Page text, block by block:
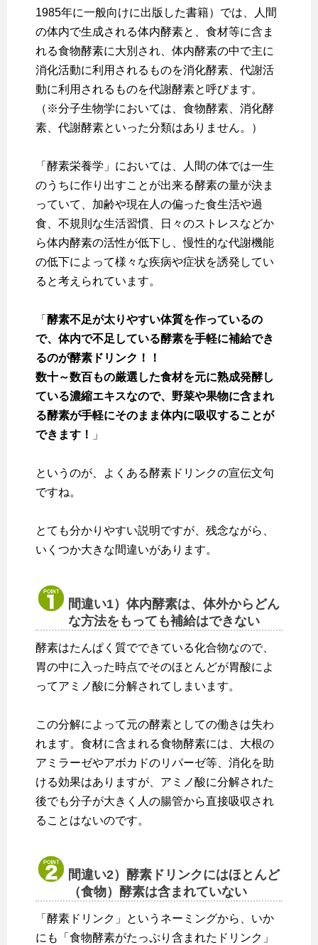
1985年に一般向けに出版した書籍）では、人間
の体内で生成される体内酵素と、食材等に含ま
れる食物酵素に大別され、体内酵素の中で主に
消化活動に利用されるものを消化酵素、代謝活
動に利用されるものを代謝酵素と呼びます。
（※分子生物学においては、食物酵素、消化酵
素、代謝酵素といった分類はありません。）
「酵素栄養学」においては、人間の体では一生
のうちに作り出すことが出来る酵素の量が決ま
っていて、加齢や現在人の偏った食生活や過
食、不規則な生活習慣、日々のストレスなどか
ら体内酵素の活性が低下し、慢性的な代謝機能
の低下によって様々な疾病や症状を誘発してい
ると考えられています。
「 酵素不足が太りやすい体質を作っているの
で、体内で不足している酵素を手軽に補給でき
るのが酵素ドリンク！！
数十～数百もの厳選した食材を元に熟成発酵し
ている濃縮エキスなので、野菜や果物に含まれ
る酵素が手軽にそのまま体内に吸収することが
できます！
」
というのが、よくある酵素ドリンクの宣伝文句
ですね。
とても分かりやすい説明ですが、残念ながら、
いくつか大きな間違いがあります。
間違い1）体内酵素は、体外からどん
な方法をもっても補給はできない
酵素はたんぱく質でできている化合物なので、
胃の中に入った時点でそのほとんどが胃酸によ
ってアミノ酸に分解されてしまいます。
この分解によって元の酵素としての働きは失わ
れます。食材に含まれる食物酵素には、大根の
アミラーゼやアボカドのリパーゼ等、消化を助
ける効果はありますが、アミノ酸に分解された
後でも分子が大きく人の腸管から直接吸収され
ることはないのです。
間違い2）酵素ドリンクにはほとんど
（食物）酵素は含まれていない
「酵素ドリンク」というネーミングから、いか
にも「食物酵素がたっぷり含まれたドリンク」